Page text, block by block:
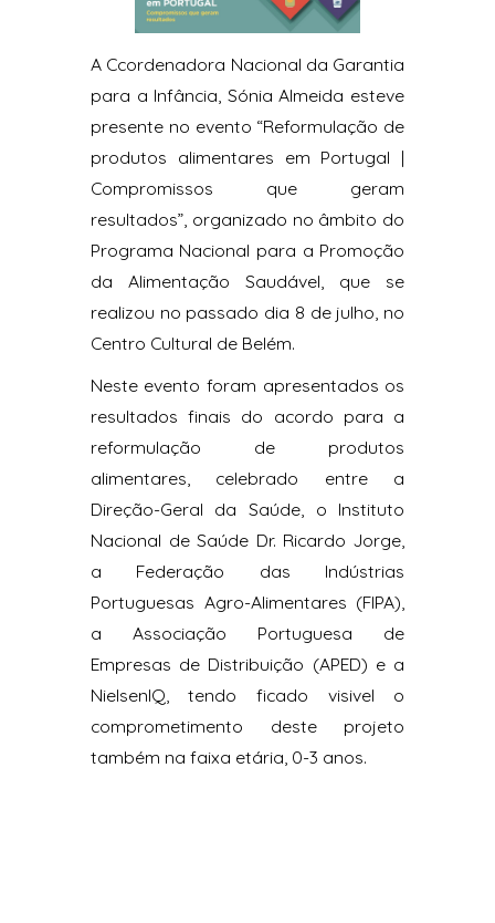
A Ccordenadora Nacional da Garantia
para a Infância, Sónia Almeida esteve
presente no evento “Reformulação de
produtos alimentares em Portugal |
Compromissos que geram
resultados”, organizado no âmbito do
Programa Nacional para a Promoção
da Alimentação Saudável, que se
realizou no passado dia 8 de julho, no
Centro Cultural de Belém.
Neste evento foram apresentados os
resultados finais do acordo para a
reformulação de produtos
alimentares, celebrado entre a
Direção-Geral da Saúde, o Instituto
Nacional de Saúde Dr. Ricardo Jorge,
a Federação das Indústrias
Portuguesas Agro-Alimentares (FIPA),
a Associação Portuguesa de
Empresas de Distribuição (APED) e a
NielsenIQ, tendo ficado visivel o
comprometimento deste projeto
também na faixa etária, 0-3 anos.